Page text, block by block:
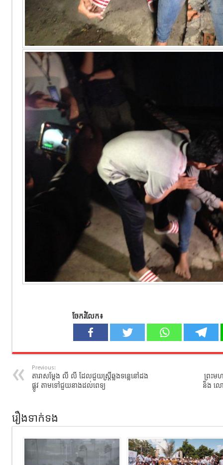
ចែករំលែក៖
Previous:
តារាសម្តែង លី លី ដែលជួយស្ត្រីឆ្លងទន្លេនៅដង
ផ្លូវ តាមទៅជួយនាងដល់ពេទ្យ
ព្រះម
និង​ លោ
រឿងទាក់ទង